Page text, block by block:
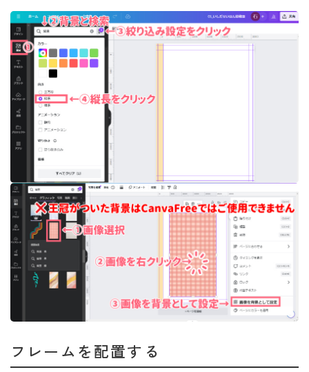
フレームを配置する